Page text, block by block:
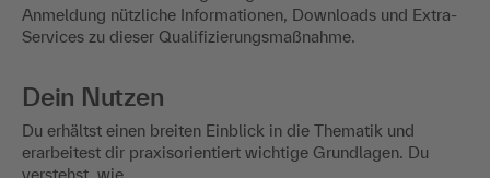
Anmeldung nützliche Informationen, Downloads und Extra-
Services zu dieser Qualifizierungsmaßnahme.
Dein Nutzen
Du erhältst einen breiten Einblick in die Thematik und
erarbeitest dir praxisorientiert wichtige Grundlagen. Du